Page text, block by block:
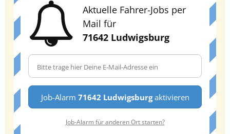
Aktuelle Fahrer-Jobs per
Mail für
71642 Ludwigsburg
Job-Alarm 71642 Ludwigsburgaktivieren
Job-Alarm für anderen Ort starten?